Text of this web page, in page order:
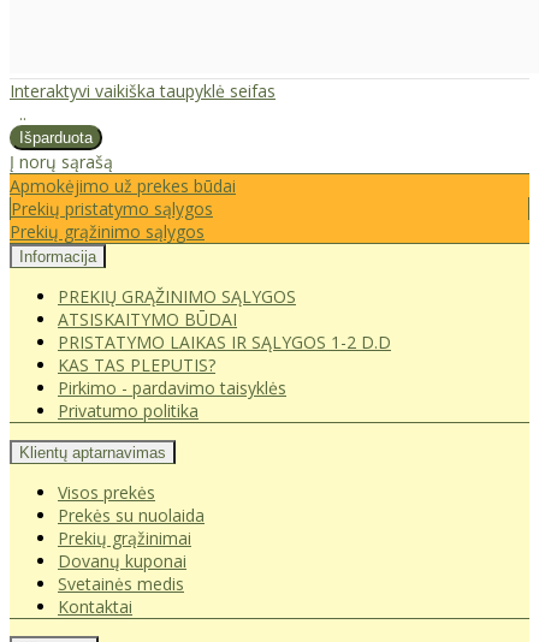
Interaktyvi vaikiška taupyklė seifas
..
Į norų sąrašą
Apmokėjimo už prekes būdai
Prekių pristatymo sąlygos
Prekių grąžinimo sąlygos
Informacija
PREKIŲ GRĄŽINIMO SĄLYGOS
ATSISKAITYMO BŪDAI
PRISTATYMO LAIKAS IR SĄLYGOS 1-2 D.D
KAS TAS PLEPUTIS?
Pirkimo - pardavimo taisyklės
Privatumo politika
Klientų aptarnavimas
Visos prekės
Prekės su nuolaida
Prekių grąžinimai
Dovanų kuponai
Svetainės medis
Kontaktai